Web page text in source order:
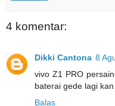
4 komentar:
Dikki Cantona 8
vivo Z1 PRO
baterai gede lagi
Balas